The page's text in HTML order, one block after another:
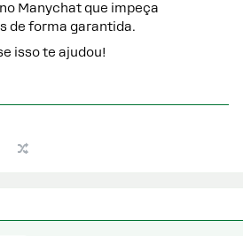
Manychat que impeça
de forma garantida.
isso te ajudou!